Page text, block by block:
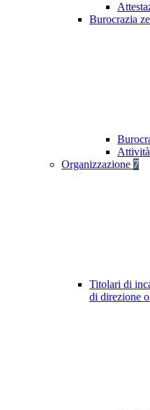
Burocrazia
Organizzazione 7
Titolari di
di direzione